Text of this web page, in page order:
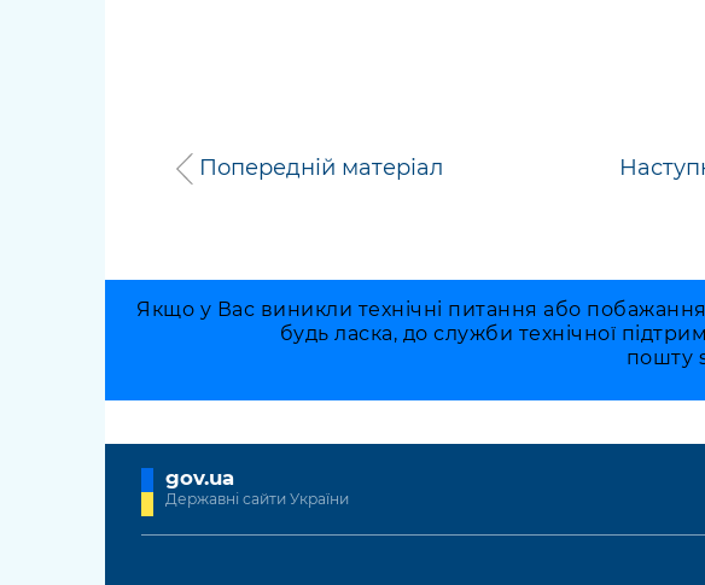
Попередній матеріал
Якщо у Вас виникли технічні питання або
будь ласка, до служби технічної
пошту
gov.ua
Державні сайти України